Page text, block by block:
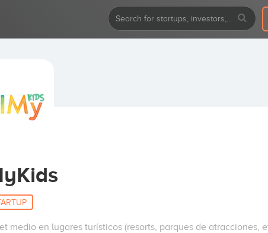
en lugares turísticos (resorts, parques de atracciones,